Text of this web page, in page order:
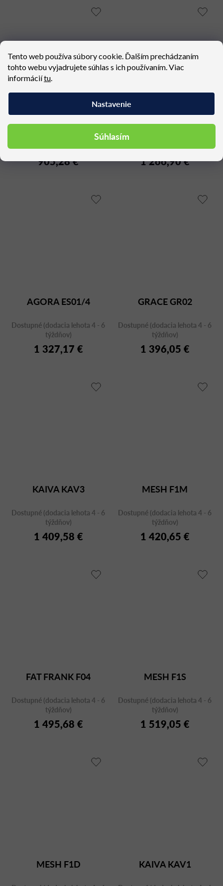
Tento web používa súbory cookie. Ďalším prechádzaním
tohto webu vyjadrujete súhlas s ich používaním. Viac
informáciítu.
Nastavenie
Súhlasím
GRACE GR01
Dostupné (dodacia lehota 4 - 6
týždňov)
905,28 €
HANA HN02 pouf
Dostupné (dodacia lehota 4 - 6
týždňov)
1 266,90 €
AGORA ES01/4
Dostupné (dodacia lehota 4 - 6
týždňov)
1 327,17 €
GRACE GR02
Dostupné (dodacia lehota 4 - 6
týždňov)
1 396,05 €
KAIVA KAV3
Dostupné (dodacia lehota 4 - 6
týždňov)
1 409,58 €
MESH F1M
Dostupné (dodacia lehota 4 - 6
týždňov)
1 420,65 €
FAT FRANK F04
Dostupné (dodacia lehota 4 - 6
týždňov)
1 495,68 €
MESH F1S
Dostupné (dodacia lehota 4 - 6
týždňov)
1 519,05 €
MESH F1D KAIVA KAV1